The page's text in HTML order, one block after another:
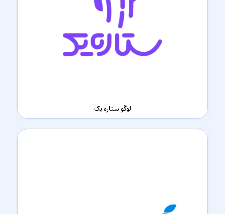
لوگو ستاره یک